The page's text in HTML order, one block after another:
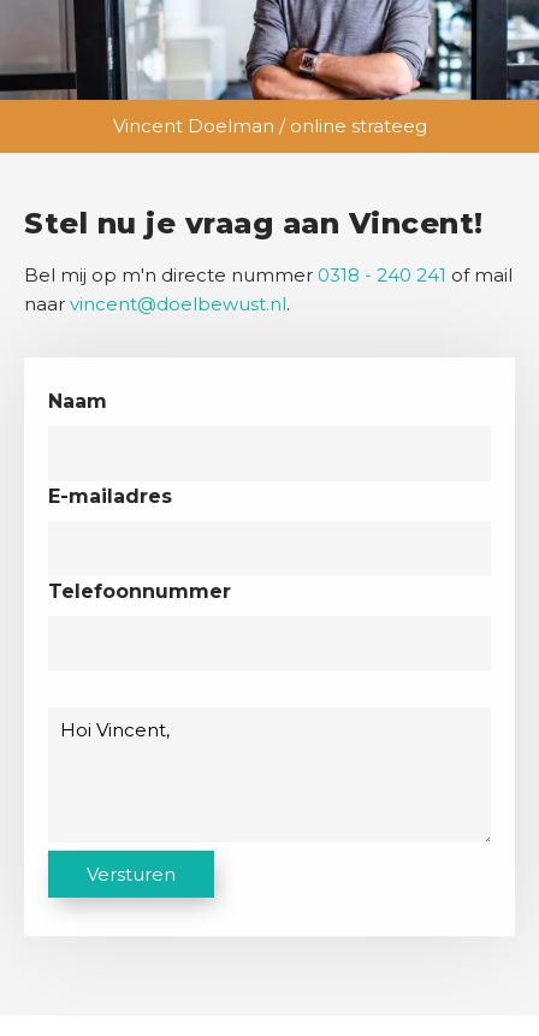
Vincent Doelman / online strateeg
Stel nu je vraag aan Vincent!
Bel mij op m'n directe nummer 0318 - 240 241 of mail
naar vincent@doelbewust.nl.
Naam
E-mailadres
Telefoonnummer
A
Versturen